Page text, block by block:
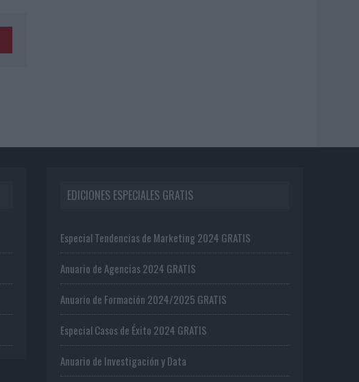
EDICIONES ESPECIALES GRATIS
Especial Tendencias de Marketing 2024 GRATIS
Anuario de Agencias 2024 GRATIS
Anuario de Formación 2024/2025 GRATIS
Especial Casos de Éxito 2024 GRATIS
Anuario de Investigación y Data